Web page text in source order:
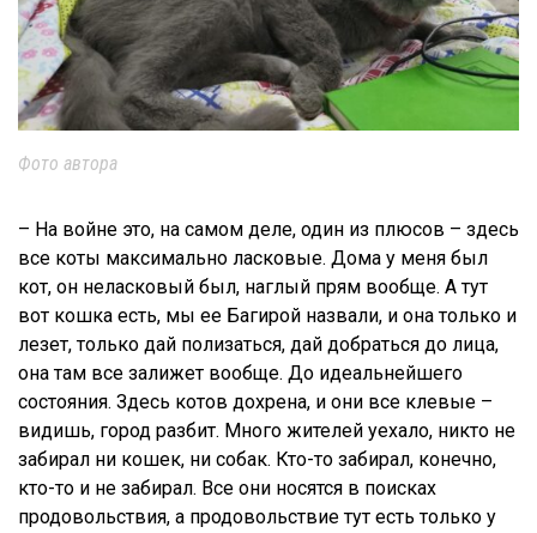
Фото автора
– На войне это, на самом деле, один из плюсов – здесь
все коты максимально ласковые. Дома у меня был
кот, он неласковый был, наглый прям вообще. А тут
вот кошка есть, мы ее Багирой назвали, и она только и
лезет, только дай полизаться, дай добраться до лица,
она там все залижет вообще. До идеальнейшего
состояния. Здесь котов дохрена, и они все клевые –
видишь, город разбит. Много жителей уехало, никто не
забирал ни кошек, ни собак. Кто-то забирал, конечно,
кто-то и не забирал. Все они носятся в поисках
продовольствия, а продовольствие тут есть только у